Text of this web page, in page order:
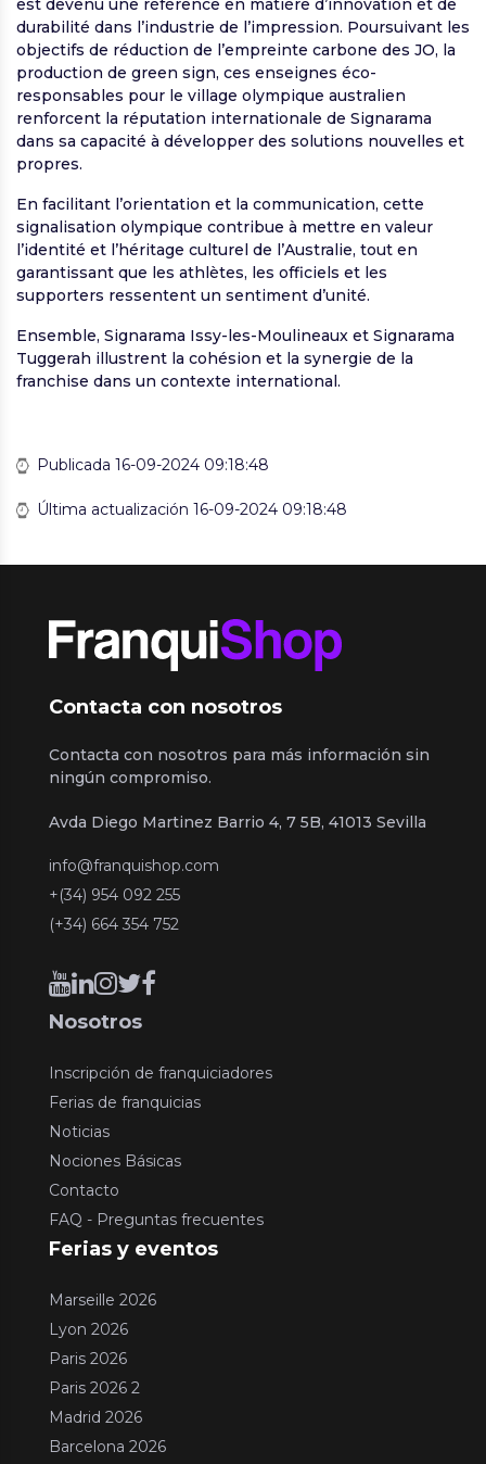
est devenu une référence en matière d’innovation et de
durabilité dans l’industrie de l’impression. Poursuivant les
objectifs de réduction de l’empreinte carbone des JO, la
production de green sign, ces enseignes éco-
responsables pour le village olympique australien
renforcent la réputation internationale de Signarama
dans sa capacité à développer des solutions nouvelles et
propres.
En facilitant l’orientation et la communication, cette
signalisation olympique contribue à mettre en valeur
l’identité et l’héritage culturel de l’Australie, tout en
garantissant que les athlètes, les officiels et les
supporters ressentent un sentiment d’unité.
Ensemble, Signarama Issy-les-Moulineaux et Signarama
Tuggerah illustrent la cohésion et la synergie de la
franchise dans un contexte international.
Publicada 16-09-2024 09:18:48
Última actualización 16-09-2024 09:18:48
Contacta con nosotros
Contacta con nosotros para más información sin
ningún compromiso.
Avda Diego Martinez Barrio 4, 7 5B, 41013 Sevilla
info@franquishop.com
+(34) 954 092 255
(+34) 664 354 752
Nosotros
Inscripción de franquiciadores
Ferias de franquicias
Noticias
Nociones Básicas
Contacto
FAQ - Preguntas frecuentes
Ferias y eventos
Marseille 2026
Lyon 2026
Paris 2026
Paris 2026 2
Madrid 2026
Barcelona 2026